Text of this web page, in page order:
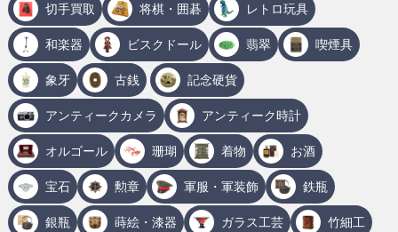
切手買取 将棋・囲碁 レトロ玩具
和楽器 ビスクドール 翡翠 喫煙具
象牙 古銭 記念硬貨
アンティークカメラ アンティーク時計
オルゴール 珊瑚 着物 お酒
宝石 勲章 軍服・軍装飾 鉄瓶
銀瓶 蒔絵・漆器 ガラス工芸 竹細工